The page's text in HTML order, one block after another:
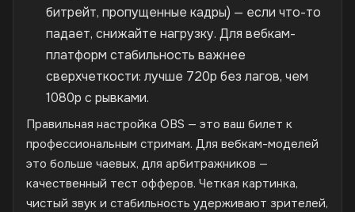
битрейт, пропущенные кадры) — если что-то
падает, снижайте нагрузку. Для вебкам-
платформ стабильность важнее
сверхчеткости: лучше 720p без лагов, чем
1080p с рывками.
Правильная настройка OBS — это ваш билет к
профессиональным стримам. Для вебкам-моделей
это больше чаевых, для арбитражников —
качественный тест офферов. Четкая картинка,
чистый звук и стабильность удерживают зрителей,